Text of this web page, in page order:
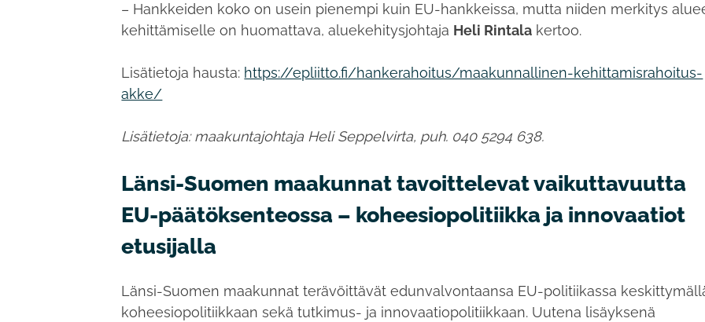
– Hankkeiden koko on usein pienempi kuin EU-hankkeissa, mutta niiden merkitys
kehittämiselle on huomattava, aluekehitysjohtaja Heli Rintala kertoo.
Lisätietoja hausta: https://epliitto.fi/hankerahoitus/maakunnallinen-kehittamisrahoitus-
akke/
Lisätietoja:maakuntajohtaja Heli Seppelvirta, puh. 040 5294 638.
Länsi-Suomen maakunnat tavoittelevat vaikuttavuutta
EU-päätöksenteossa – koheesiopolitiikka ja innovaatiot
etusijalla
Länsi-Suomen maakunnat terävöittävät edunvalvontaansa EU-politiikassa
koheesiopolitiikkaan sekä tutkimus- ja innovaatiopolitiikkaan. Uutena lisäyksenä